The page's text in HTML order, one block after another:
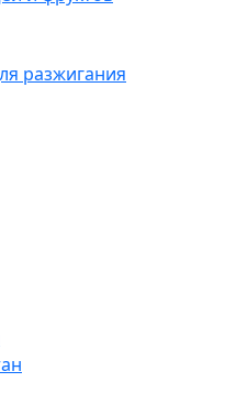
разжигания